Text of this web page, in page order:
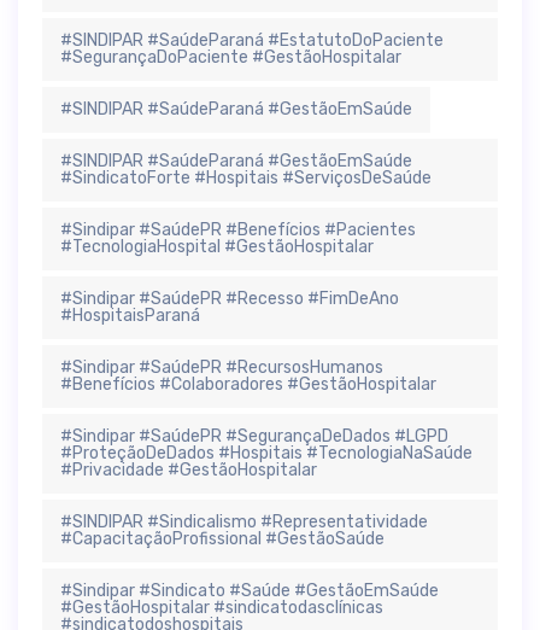
#SINDIPAR #SaúdeParaná #EstatutoDoPaciente
#SegurançaDoPaciente #GestãoHospitalar
#SINDIPAR #SaúdeParaná #GestãoEmSaúde
#SINDIPAR #SaúdeParaná #GestãoEmSaúde
#SindicatoForte #Hospitais #ServiçosDeSaúde
#Sindipar #SaúdePR #Benefícios #Pacientes
#TecnologiaHospital #GestãoHospitalar
#Sindipar #SaúdePR #Recesso #FimDeAno
#HospitaisParaná
#Sindipar #SaúdePR #RecursosHumanos
#Benefícios #Colaboradores #GestãoHospitalar
#Sindipar #SaúdePR #SegurançaDeDados #LGPD
#ProteçãoDeDados #Hospitais #TecnologiaNaSaúde
#Privacidade #GestãoHospitalar
#SINDIPAR #Sindicalismo #Representatividade
#CapacitaçãoProfissional #GestãoSaúde
#Sindipar #Sindicato #Saúde #GestãoEmSaúde
#GestãoHospitalar #sindicatodasclínicas
#sindicatodoshospitais